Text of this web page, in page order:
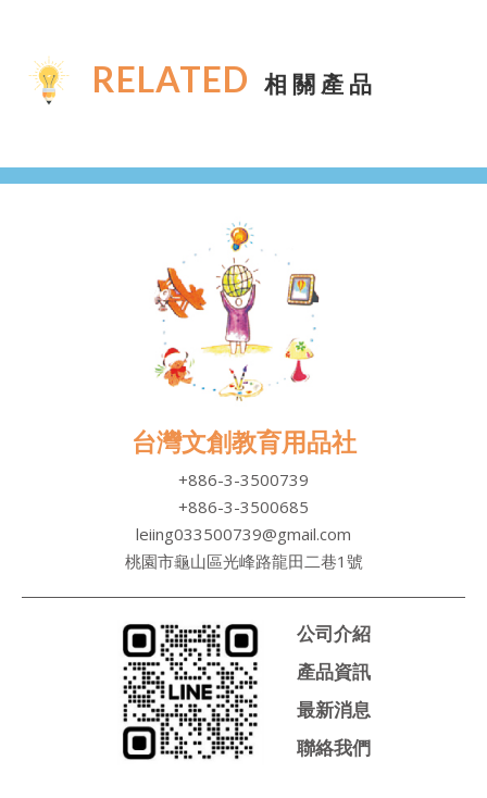
RELATED 相關產品
台灣文創教育用品社
+886-3-3500739
+886-3-3500685
leiing033500739@gmail.com
桃園市龜山區光峰路龍田二巷1號
公司介紹
產品資訊
最新消息
聯絡我們